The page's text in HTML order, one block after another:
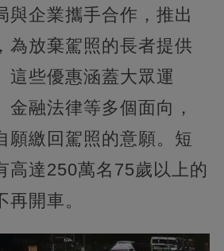
與企業攜手合作，推出
為放棄駕照的長者提供
這些優惠涵蓋大眾運
金融法律等多個面向，
願繳回駕照的意願。短
高達250萬名75歲以上的
開車。